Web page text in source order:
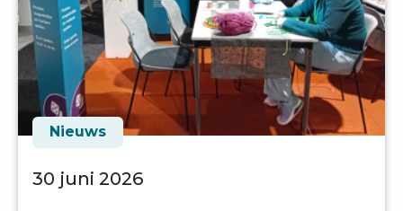
Nieuws
30 juni 2026